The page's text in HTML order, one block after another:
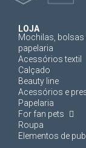
LOJA
Mochilas, bolsas
papelaria
Acessórios textil
Calçado
Beauty line
Acessórios e
Papelaria
For fan pets
Roupa
Elementos de